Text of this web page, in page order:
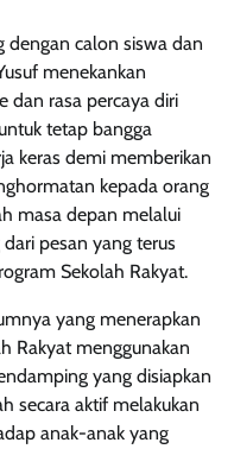
dengan calon siswa dan
menekankan
dan rasa percaya diri
tetap bangga
keras demi memberikan
kepada orang
masa depan melalui
pesan yang terus
Sekolah Rakyat.
yang menerapkan
Rakyat menggunakan
yang disiapkan
secara aktif melakukan
anak-anak yang